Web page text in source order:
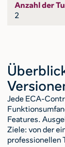
Anzahl der
2
Jede ECA-
Features.
Ziele: von der
professionellen